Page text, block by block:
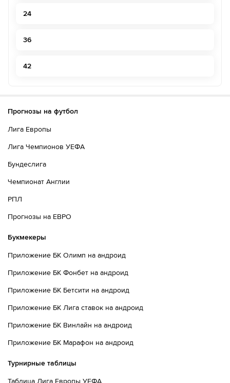
24
36
42
Прогнозы на футбол
Лига Европы
Лига Чемпионов УЕФА
Бундеслига
Чемпионат Англии
РПЛ
Прогнозы на ЕВРО
Букмекеры
Приложение БК Олимп на андроид
Приложение БК Фонбет на андроид
Приложение БК Бетсити на андроид
Приложение БК Лига ставок на андроид
Приложение БК Винлайн на андроид
Приложение БК Марафон на андроид
Турнирные таблицы
Таблица Лига Европы УЕФА